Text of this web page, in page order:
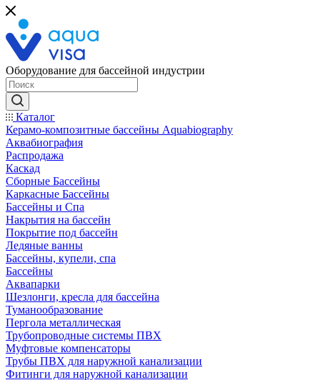
Оборудование для бассейной индустрии
Каталог
Керамо-композитные бассейны Aquabiography
Аквабиография
Распродажа
Каскад
Сборные Бассейны
Каркасные Бассейны
Бассейны и Спа
Накрытия на бассейн
Покрытие под бассейн
Ледяные ванны
Бассейны, купели, спа
Бассейны
Аквапарки
Шезлонги, кресла для бассейна
Туманообразование
Пергола металлическая
Трубопроводные системы ПВХ
Муфтовые компенсаторы
Трубы ПВХ для наружной канализации
Фитинги для наружной канализации